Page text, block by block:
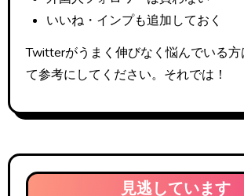
いいね・インプも追加しておく
Twitterがうまく伸びなく悩んでいる
て参考にしてください。それでは！
見逃しています